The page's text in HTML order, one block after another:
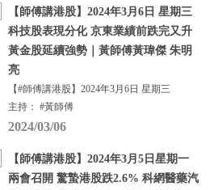
【師傅講港股】2024年3月6日 星期三
科技股表現分化 京東業績前跌完又升
黃金股延續強勢｜黃師傅黃瑋傑 朱明
亮
【#師傅講港股】2024年3月6日 星期三
主持： #黃師傅
2024/03/06
【師傅講港股】2024年3月5日星期一
兩會召開 驚蟄港股跌2.6% 科網醫藥汽